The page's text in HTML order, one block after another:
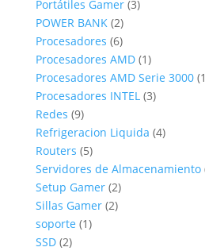
Portátiles Gamer 33
POWER BANK 22
productos
Procesadores 66
productos
Procesadores AMD 11
producto
Procesadores AMD Serie 3000 1
Procesadores INTEL 33
Redes 99
productos
Refrigeracion Liquida 44
Routers 55
productos
Servidores de Almacenamiento
Setup Gamer 22
productos
Sillas Gamer 22
soporte 11
SSD 22